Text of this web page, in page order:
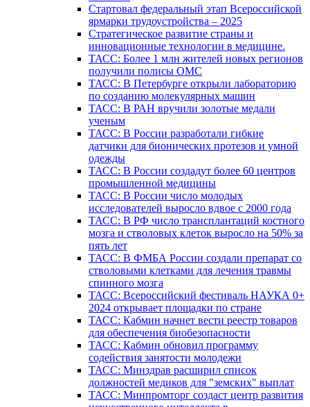
Стартовал федеральный этап Всероссийской
ярмарки трудоустройства – 2025
Стратегическое развитие страны и
инновационные технологии в медицине.
ТАСС: Более 1 млн жителей новых регионов
получили полисы ОМС
ТАСС: В Петербурге открыли лабораторию
по созданию молекулярных машин
ТАСС: В РАН вручили золотые медали
ученым
ТАСС: В России разработали гибкие
датчики для бионических протезов и умной
одежды
ТАСС: В России создадут более 60 центров
промышленной медицины
ТАСС: В России число молодых
исследователей выросло вдвое с 2000 года
ТАСС: В РФ число трансплантаций костного
мозга и стволовых клеток выросло на 50% за
пять лет
ТАСС: В ФМБА России создали препарат со
стволовыми клетками для лечения травмы
спинного мозга
ТАСС: Всероссийский фестиваль НАУКА 0+
2024 открывает площадки по стране
ТАСС: Кабмин начнет вести реестр товаров
для обеспечения биобезопасности
ТАСС: Кабмин обновил программу
содействия занятости молодежи
ТАСС: Минздрав расширил список
должностей медиков для "земских" выплат
ТАСС: Минпромторг создаст центр развития